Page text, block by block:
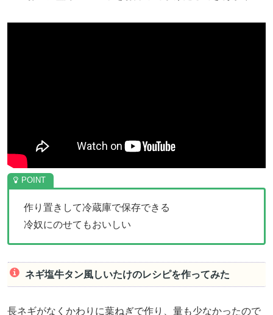
作り置きして冷蔵庫で保存できる
冷奴にのせてもおいしい
ネギ塩牛タン風しいたけのレシピを作ってみた
長ネギがなくかわりに葉ねぎで作り、量も少なかったので